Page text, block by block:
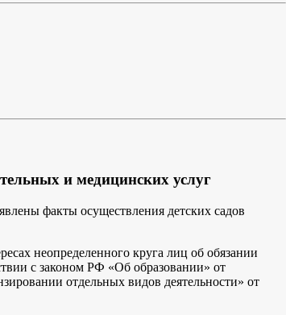
и медицинских услуг
факты осуществления детских садов
неопределенного круга лиц об обязании
с законом РФ «Об образовании» от
отдельных видов деятельности» от